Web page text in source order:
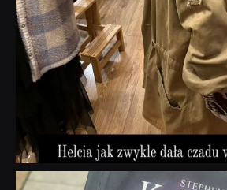
dobryhorror